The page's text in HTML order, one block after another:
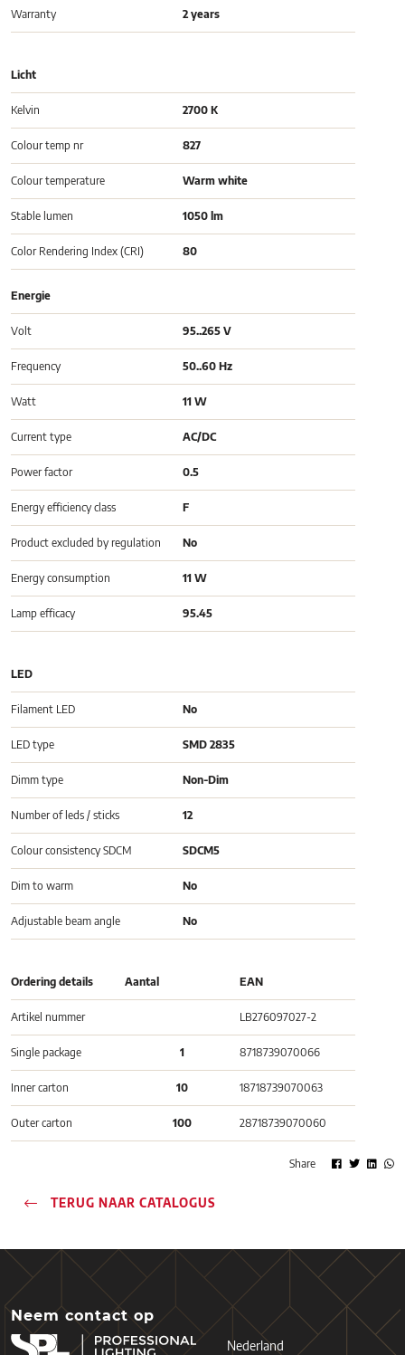
Warranty 2 years
Licht
Kelvin 2700 K
Colour temp nr 827
Colour temperature Warm white
Stable lumen 1050 lm
Color Rendering Index (CRI) 80
Energie
Volt 95..265 V
Frequency 50..60 Hz
Watt 11 W
Current type AC/DC
Power factor 0.5
Energy efficiency class F
Product excluded by regulation No
Energy consumption 11 W
Lamp efficacy 95.45
LED
Filament LED No
LED type SMD 2835
Dimm type Non-Dim
Number of leds / sticks 12
Colour consistency SDCM SDCM5
Dim to warm No
Adjustable beam angle No
Ordering details Aantal EAN
Artikel nummer LB276097027-2
Single package 1 8718739070066
Inner carton 10 18718739070063
Outer carton 100 28718739070060
Share
TERUG NAAR CATALOGUS
Neem contact op
Nederland